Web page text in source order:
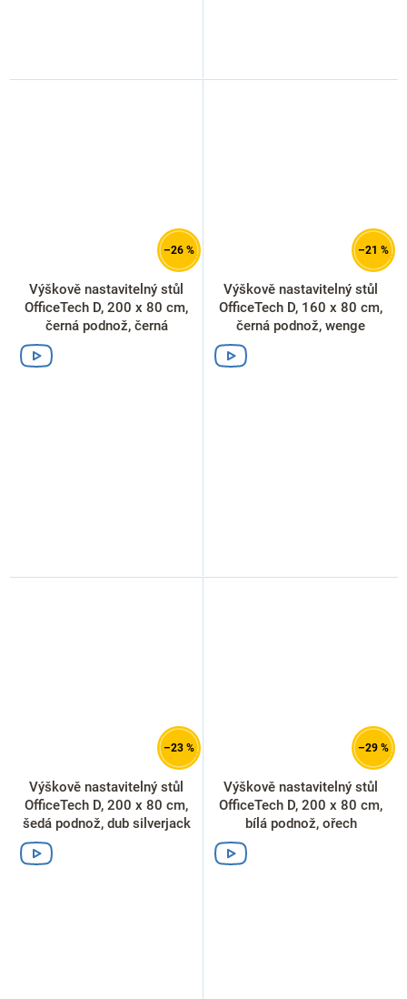
–26 %
Výškově nastavitelný stůl
OfficeTech D, 200 x 80 cm,
černá podnož, černá
–21 %
Výškově nastavitelný stůl
OfficeTech D, 160 x 80 cm,
černá podnož, wenge
–23 %
Výškově nastavitelný stůl
OfficeTech D, 200 x 80 cm,
šedá podnož, dub silverjack
–29 %
Výškově nastavitelný stůl
OfficeTech D, 200 x 80 cm,
bílá podnož, ořech